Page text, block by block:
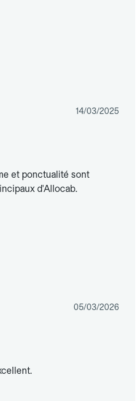
14/03/2025
et ponctualité sont
d'Allocab.
05/03/2026